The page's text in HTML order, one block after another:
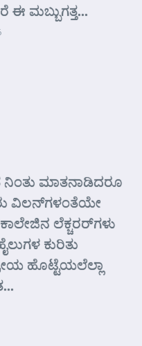
ಈ ಮಬ್ಬುಗತ್ತ...
ಮಾತನಾಡಿದರೂ
ವಿಲನ್‌ಗಳಂತೆಯೇ
ಕಾಲೇಜಿನ ಲೆಕ್ಚರರ್‌ಗಳು
ಕುರಿತು
ಹೊಟ್ಟೆಯಲೆಲ್ಲಾ